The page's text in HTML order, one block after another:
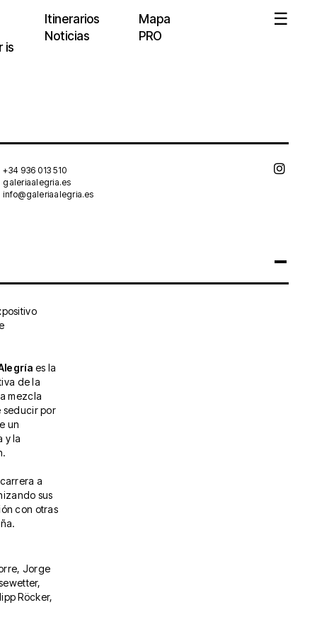
Itinerarios
Mapa
is
Noticias PRO
+34 936 013 510
galeriaalegria.es
info@galeriaalegria.es
es la
de la
mezcla
seducir por
un
y la
a
sus
con otras
Jorge
Röcker,